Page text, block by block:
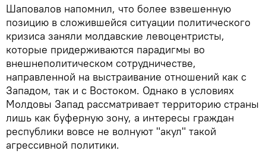
Шаповалов напомнил, что более взвешенную
позицию в сложившейся ситуации политического
кризиса заняли молдавские левоцентристы,
которые придерживаются парадигмы во
внешнеполитическом сотрудничестве,
направленной на выстраивание отношений как с
Западом, так и с Востоком. Однако в условиях
Молдовы Запад рассматривает территорию страны
лишь как буферную зону, а интересы граждан
республики вовсе не волнуют "акул" такой
агрессивной политики.